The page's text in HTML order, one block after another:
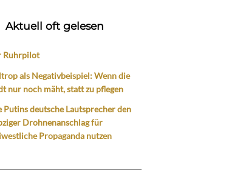
Aktuell oft gelesen
Ruhrpilot
als Negativbeispiel: Wenn die
nur noch mäht, statt zu pflegen
Putins deutsche Lautsprecher den
Drohnenanschlag für
Propaganda nutzen